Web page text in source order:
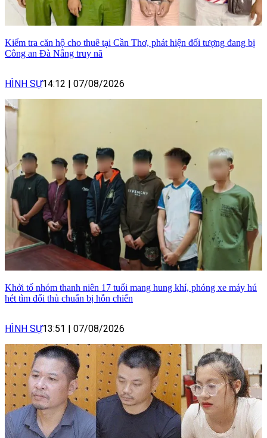
Kiểm tra căn hộ cho thuê tại Cần Thơ, phát hiện đối tượng đang bị
Công an Đà Nẵng truy nã
HÌNH SỰ14:12 | 07/08/2026
Khởi tố nhóm thanh niên 17 tuổi mang hung khí, phóng xe máy hú
hét tìm đối thủ chuẩn bị hỗn chiến
HÌNH SỰ13:51 | 07/08/2026